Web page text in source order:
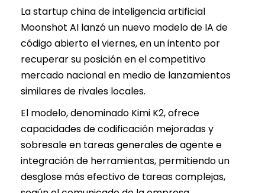
La startup china de inteligencia artificial
Moonshot AI lanzó un nuevo modelo de IA de
código abierto el viernes, en un intento por
recuperar su posición en el competitivo
mercado nacional en medio de lanzamientos
similares de rivales locales.
El modelo, denominado Kimi K2, ofrece
capacidades de codificación mejoradas y
sobresale en tareas generales de agente e
integración de herramientas, permitiendo un
desglose más efectivo de tareas complejas,